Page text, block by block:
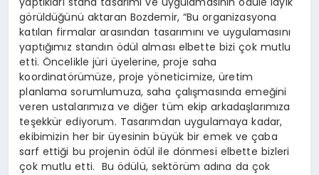
görüldüğünü aktaran Bozdemir, “Bu organizasyona
katılan firmalar arasından tasarımını ve uygulamasını
yaptığımız standın ödül alması elbette bizi çok mutlu
etti. Öncelikle jüri üyelerine, proje saha
koordinatörümüze, proje yöneticimize, üretim
planlama sorumlumuza, saha çalışmasında emeğini
veren ustalarımıza ve diğer tüm ekip arkadaşlarımıza
teşekkür ediyorum. Tasarımdan uygulamaya kadar,
ekibimizin her bir üyesinin büyük bir emek ve çaba
sarf ettiği bu projenin ödül ile dönmesi elbette bizleri
çok mutlu etti. Bu ödülü, sektörüm adına da çok